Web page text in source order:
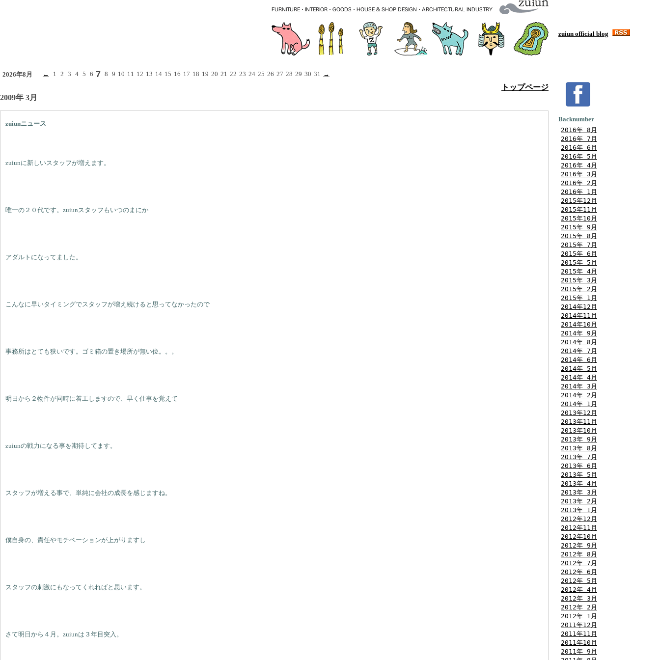
zuiun official blog
2026年8月 ← 1 2 3 4 5 6 7 8 9 10 11 12 13 14 15 16 17 18 19 20 21 22 23 24 25 26 27 28 29 30 31 →
トップページ
2009年 3月
zuiunニュース
zuiunに新しいスタッフが増えます。
唯一の２０代です。zuiunスタッフもいつのまにか
アダルトになってました。
こんなに早いタイミングでスタッフが増え続けると思ってなかったので
事務所はとても狭いです。ゴミ箱の置き場所が無い位。。。
明日から２物件が同時に着工しますので、早く仕事を覚えて
zuiunの戦力になる事を期待してます。
スタッフが増える事で、単純に会社の成長を感じますね。
僕自身の、責任やモチベーションが上がりますし
スタッフの刺激にもなってくれればと思います。
さて明日から４月。zuiunは３年目突入。
Backnumber
2016年 8月
2016年 7月
2016年 6月
2016年 5月
2016年 4月
2016年 3月
2016年 2月
2016年 1月
2015年12月
2015年11月
2015年10月
2015年 9月
2015年 8月
2015年 7月
2015年 6月
2015年 5月
2015年 4月
2015年 3月
2015年 2月
2015年 1月
2014年12月
2014年11月
2014年10月
2014年 9月
2014年 8月
2014年 7月
2014年 6月
2014年 5月
2014年 4月
2014年 3月
2014年 2月
2014年 1月
2013年12月
2013年11月
2013年10月
2013年 9月
2013年 8月
2013年 7月
2013年 6月
2013年 5月
2013年 4月
2013年 3月
2013年 2月
2013年 1月
2012年12月
2012年11月
2012年10月
2012年 9月
2012年 8月
2012年 7月
2012年 6月
2012年 5月
2012年 4月
2012年 3月
2012年 2月
2012年 1月
2011年12月
2011年11月
2011年10月
2011年 9月